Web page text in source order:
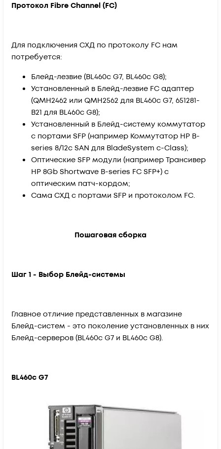
Протокол Fibre Channel (FC)
Для подключения СХД по протоколу FC нам
потребуется:
Блейд-лезвие (BL460c G7, BL460c G8);
Установленный в Блейд-лезвие FC адаптер
(QMH2462 или QMH2562 для BL460c G7, 651281-
B21 для BL460c G8);
Установленный в Блейд-систему коммутатор
с портами SFP (например Коммутатор HP B-
series 8/12c SAN для BladeSystem c-Class);
Оптические SFP модули (например Трансивер
HP 8Gb Shortwave В-series FC SFP+) с
оптическим патч-кордом;
Сама СХД с портами SFP и протоколом FC.
Пошаговая сборка
Шаг 1 - Выбор Блейд-системы
Главное отличие представленных в магазине
Блейд-систем - это поколение установленных в них
Блейд-серверов (BL460c G7 и BL460c G8).
BL460c G7